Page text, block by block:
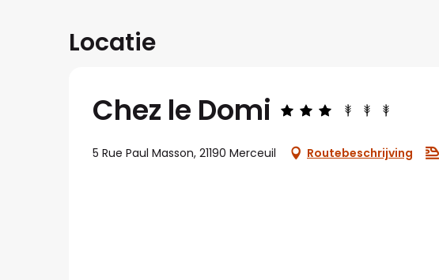
Locatie
Chez le Domi
5 Rue Paul Masson, 21190 Merceuil Routebeschrijving